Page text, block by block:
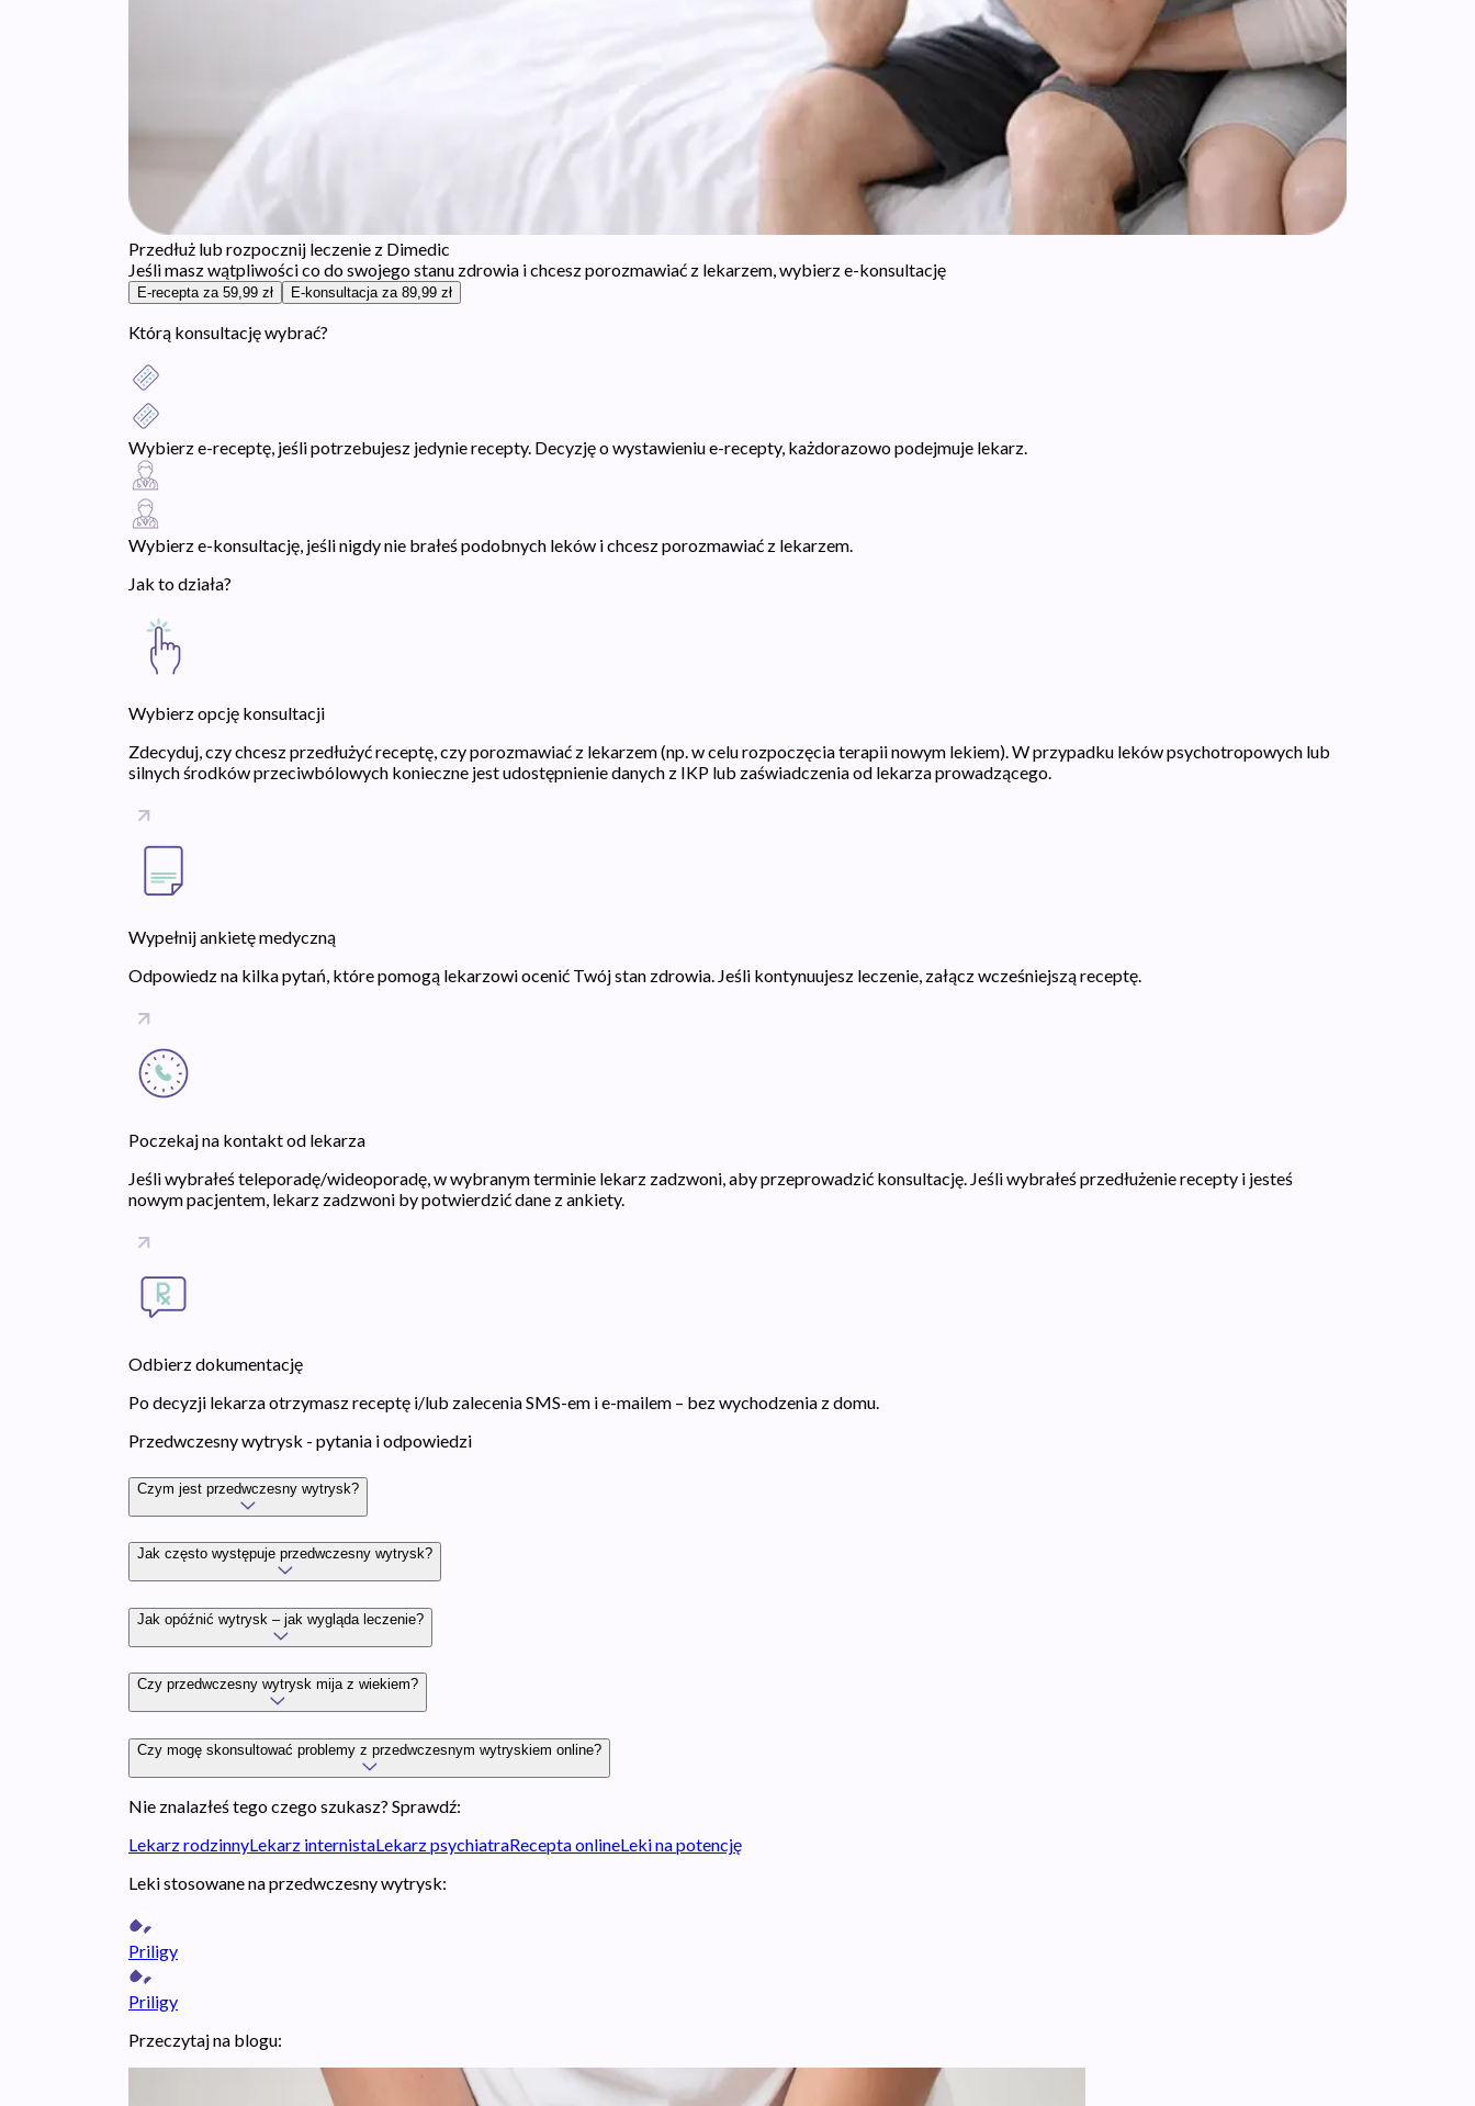
Przedłuż lub rozpocznij leczenie z Dimedic
Jeśli masz wątpliwości co do swojego stanu zdrowia i chcesz porozmawiać z lekarzem, wybierz e-konsultację
E-recepta za 59,99 zł E-konsultacja za 89,99 zł
Którą konsultację wybrać?
Wybierz e-receptę, jeśli potrzebujesz jedynie recepty. Decyzję o wystawieniu e-recepty, każdorazowo podejmuje lekarz.
Wybierz e-konsultację, jeśli nigdy nie brałeś podobnych leków i chcesz porozmawiać z lekarzem.
Jak to działa?
Wybierz opcję konsultacji
Zdecyduj, czy chcesz przedłużyć receptę, czy porozmawiać z lekarzem (np. w celu rozpoczęcia terapii nowym lekiem). W przypadku leków psychotropowych lub
silnych środków przeciwbólowych konieczne jest udostępnienie danych z IKP lub zaświadczenia od lekarza prowadzącego.
Wypełnij ankietę medyczną
Odpowiedz na kilka pytań, które pomogą lekarzowi ocenić Twój stan zdrowia. Jeśli kontynuujesz leczenie, załącz wcześniejszą receptę.
Poczekaj na kontakt od lekarza
Jeśli wybrałeś teleporadę/wideoporadę, w wybranym terminie lekarz zadzwoni, aby przeprowadzić konsultację. Jeśli wybrałeś przedłużenie recepty i jesteś
nowym pacjentem, lekarz zadzwoni by potwierdzić dane z ankiety.
Odbierz dokumentację
Po decyzji lekarza otrzymasz receptę i/lub zalecenia SMS-em i e-mailem – bez wychodzenia z domu.
Przedwczesny wytrysk - pytania i odpowiedzi
Czym jest przedwczesny wytrysk?
Jak często występuje przedwczesny wytrysk?
Jak opóźnić wytrysk – jak wygląda leczenie?
Czy przedwczesny wytrysk mija z wiekiem?
Czy mogę skonsultować problemy z przedwczesnym wytryskiem online?
Nie znalazłeś tego czego szukasz? Sprawdź:
Lekarz rodzinnyLekarz internistaLekarz psychiatraRecepta onlineLeki na potencję
Leki stosowane na przedwczesny wytrysk:
Priligy
Priligy
Przeczytaj na blogu: